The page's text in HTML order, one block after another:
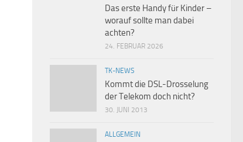
Das erste Handy für Kinder –
worauf sollte man dabei
achten?
24. FEBRUAR 2026
TK-NEWS
Kommt die DSL-Drosselung
der Telekom doch nicht?
30. JUNI 2013
ALLGEMEIN